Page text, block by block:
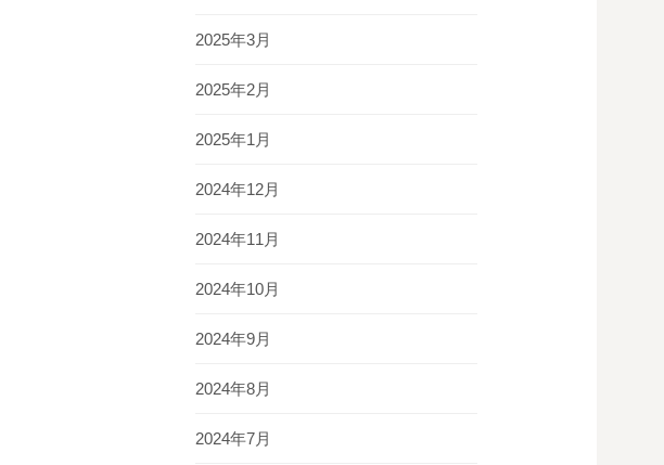
2025年3月
2025年2月
2025年1月
2024年12月
2024年11月
2024年10月
2024年9月
2024年8月
2024年7月